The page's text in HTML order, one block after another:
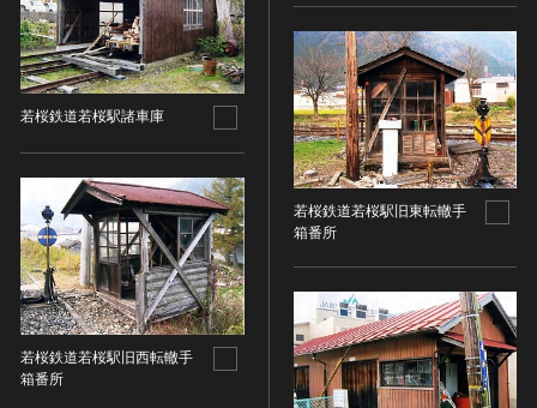
若桜鉄道若桜駅諸車庫
若桜鉄道若桜駅旧西転轍手
箱番所
若桜鉄道若桜駅旧東転轍手
箱番所
室町 [日本]
安土・桃山 [日本]
江戸 [日本]
明治 [日本]
大正 [日本]
昭和以降 [日本]
昭和 [日本]
平成 [日本]
令和 [日本]
旧石器 [朝鮮半島]
新石器 [朝鮮半島]
絵画
日本画
油彩画
水彩
素描
東洋画(日本画を除く)
その他
版画
木版画
銅版画
リトグラフ（石版画）
所蔵館
指定区分
指定区分を選択
国宝
重要文化財
登録有形文化財
重要無形文化財
記録作成等の措置を講ずべき無形文化財
メディア（動画等）
メディア（動画等）を選択
動画
高画質画像
画像ライセンス
画像ライセンスを選択